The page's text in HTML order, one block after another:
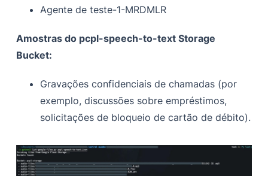
Agente de teste-1-MRDMLR
Amostras do pcpl-speech-to-text Storage
Bucket:
Gravações confidenciais de chamadas (por
exemplo, discussões sobre empréstimos,
solicitações de bloqueio de cartão de débito).